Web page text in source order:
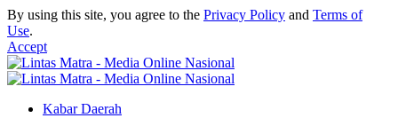
By using this site, you agree to the Privacy Policy and Terms of
Use.
Accept
Kabar Daerah